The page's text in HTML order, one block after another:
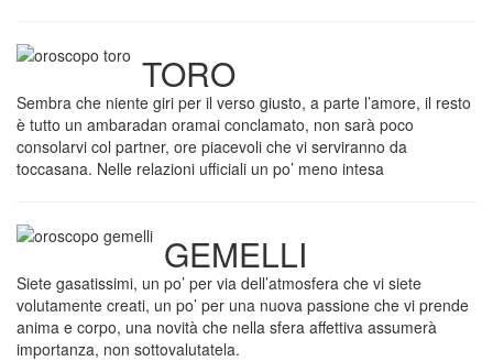
TORO
Sembra che niente giri per il verso giusto, a parte l’amore, il resto
è tutto un ambaradan oramai conclamato, non sarà poco
consolarvi col partner, ore piacevoli che vi serviranno da
toccasana. Nelle relazioni ufficiali un po’ meno intesa
GEMELLI
Siete gasatissimi, un po’ per via dell’atmosfera che vi siete
volutamente creati, un po’ per una nuova passione che vi prende
anima e corpo, una novità che nella sfera affettiva assumerà
importanza, non sottovalutatela.